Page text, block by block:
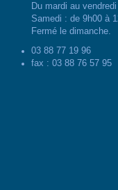
Du mardi au
Samedi : de 9h00 à
Fermé le dimanche.
03 88 77 19 96
fax : 03 88 76 57 95